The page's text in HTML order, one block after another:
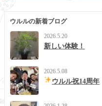
ウルルの新着ブログ
2026.5.20
新しい体験！
2026.5.08
ウルル祝14周年